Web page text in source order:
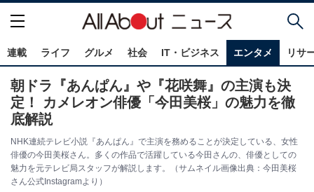
連載 ライフ グルメ 社会 IT・ビジネス エンタメ リサ
朝ドラ『あんぱん』や『花咲舞』の主演も決
定！ カメレオン俳優「今田美桜」の魅力を徹
底解説
NHK連続テレビ小説『あんぱん』で主演を務めることが決定している、女性
俳優の今田美桜さん。多くの作品で活躍している今田さんの、俳優としての
魅力を元テレビ局スタッフが解説します。（サムネイル画像出典：今田美桜
さん公式Instagramより）